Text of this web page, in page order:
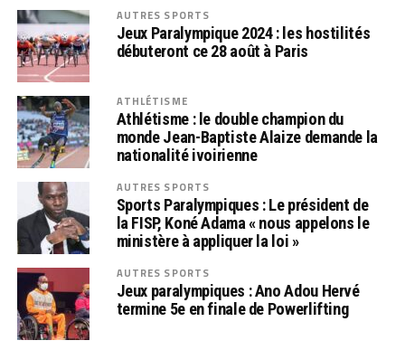
AUTRES SPORTS
Jeux Paralympique 2024 : les hostilités
débuteront ce 28 août à Paris
ATHLÉTISME
Athlétisme : le double champion du
monde Jean-Baptiste Alaize demande la
nationalité ivoirienne
AUTRES SPORTS
Sports Paralympiques : Le président de
la FISP, Koné Adama « nous appelons le
ministère à appliquer la loi »
AUTRES SPORTS
Jeux paralympiques : Ano Adou Hervé
termine 5e en finale de Powerlifting